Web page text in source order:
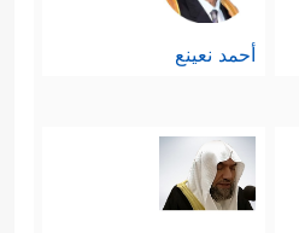
أحمد نعينع